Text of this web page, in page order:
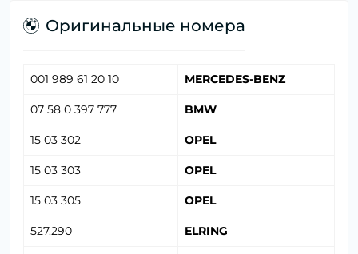
Оригинальные номера
001 989 61 20 10 MERCEDES-BENZ
07 58 0 397 777 BMW
15 03 302 OPEL
15 03 303 OPEL
15 03 305 OPEL
527.290 ELRING